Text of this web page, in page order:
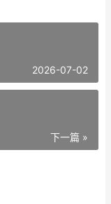
2026-07-02
下一篇 »